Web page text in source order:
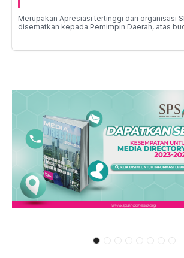
Merupakan Apresiasi tertinggi dari organisasi
disematkan kepada Pemimpin Daerah, atas